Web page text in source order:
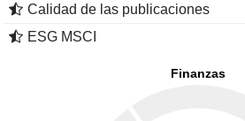
Calidad de las publicaciones
ESG MSCI